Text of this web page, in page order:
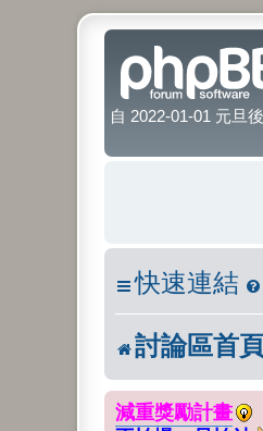
自 2022-01-01 元旦
快速連結
討論區首
減重獎勵計畫